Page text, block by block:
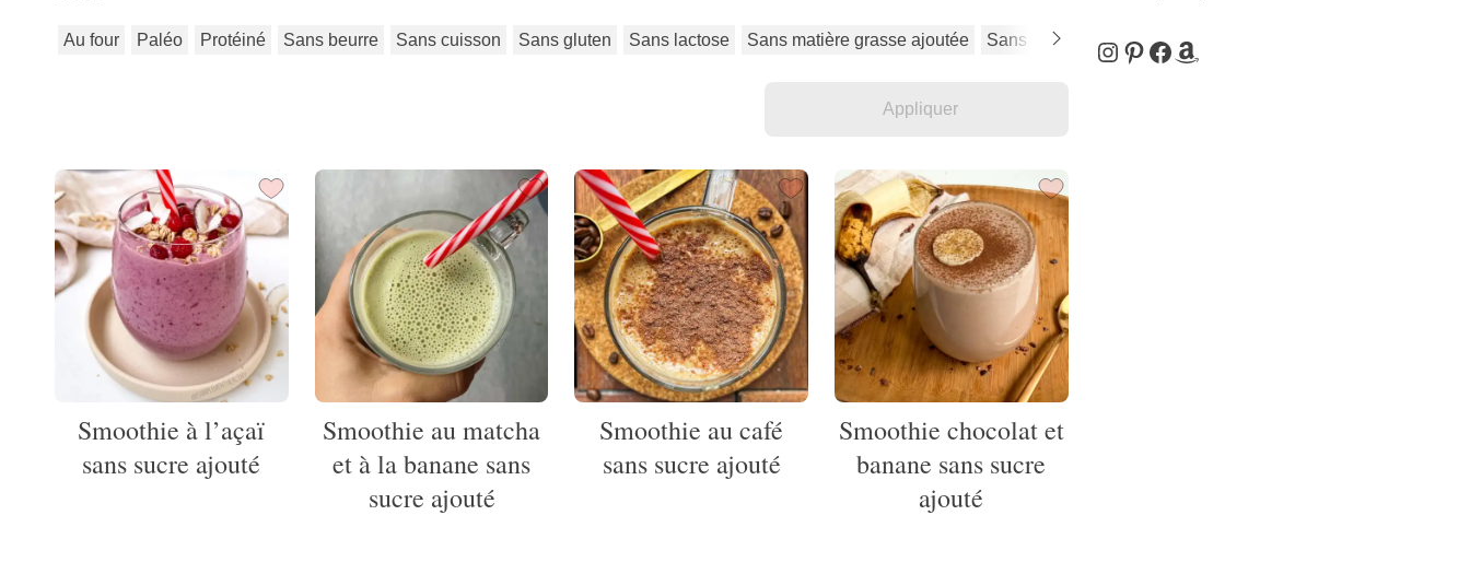
Au four Paléo Protéiné Sans beurre Sans cuisson Sans gluten Sans lactose Sans matière grasse ajoutée Sans oeuf Sans sucre ajouté
Smoothie à l’açaï
sans sucre ajouté
Smoothie au matcha
et à la banane sans
sucre ajouté
Smoothie au café
sans sucre ajouté
Smoothie chocolat et
banane sans sucre
ajouté
Instagram
Pinterest
Facebook
Amazon